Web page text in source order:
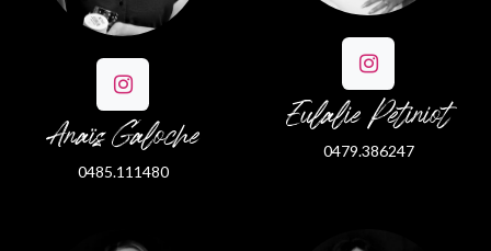
Anaïs Galoche
0485.111480
Eulalie Petiniot
0479.386247